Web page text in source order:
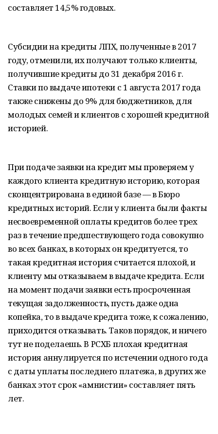
составляет 14,5% годовых.
Субсидии на кредиты ЛПХ, полученные в 2017
году, отменили, их получают только клиенты,
получившие кредиты до 31 декабря 2016 г.
Ставки по выдаче ипотеки с 1 августа 2017 года
также снижены до 9% для бюджетников, для
молодых семей и клиентов с хорошей кредитной
историей.
При подаче заявки на кредит мы проверяем у
каждого клиента кредитную историю, которая
сконцентрирована в единой базе — в Бюро
кредитных историй. Если у клиента были факты
несвоевременной оплаты кредитов более трех
раз в течение предшествующего года совокупно
во всех банках, в которых он кредитуется, то
такая кредитная история считается плохой, и
клиенту мы отказываем в выдаче кредита. Если
на момент подачи заявки есть просроченная
текущая задолженность, пусть даже одна
копейка, то в выдаче кредита тоже, к сожалению,
приходится отказывать. Таков порядок, и ничего
тут не поделаешь. В РСХБ плохая кредитная
история аннулируется по истечении одного года
с даты уплаты последнего платежа, в других же
банках этот срок «амнистии» составляет пять
лет.